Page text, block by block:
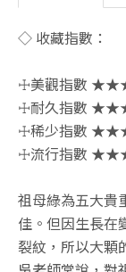
◇ 收藏指數：
☩美觀指數
☩耐久指數
☩稀少指數
☩流行指數
祖母綠為五大貴
佳。但因生長在
裂紋，所以大顆